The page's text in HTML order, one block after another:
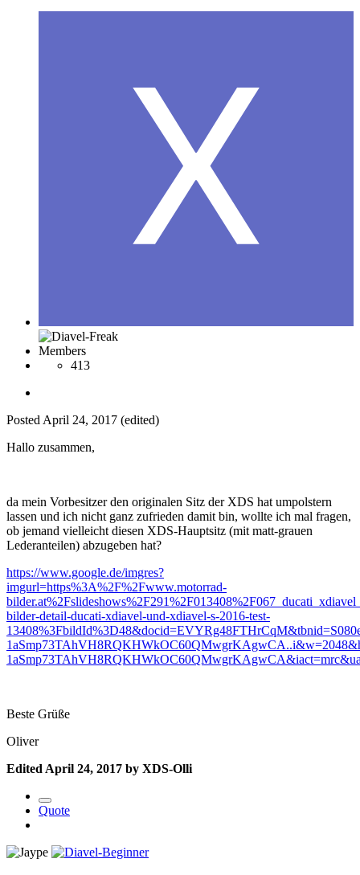
Members
413
Posted April 24, 2017 (edited)
Hallo zusammen,
da mein Vorbesitzer den originalen Sitz der XDS hat umpolstern
lassen und ich nicht ganz zufrieden damit bin, wollte ich mal fragen,
ob jemand vielleicht diesen XDS-Hauptsitz (mit matt-grauen
Lederanteilen) abzugeben hat?
https://www.google.de/imgres?
imgurl=https%3A%2F%2Fwww.motorrad-
bilder-detail-ducati-xdiavel-und-xdiavel-s-2016-test-
Beste Grüße
Oliver
Edited April 24, 2017 by XDS-Olli
Quote